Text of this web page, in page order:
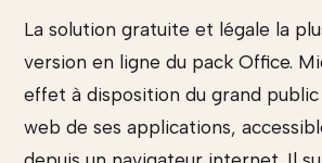
La solution gratuite et légale la
version en ligne du pack Office.
effet à disposition du grand public
web de ses applications,